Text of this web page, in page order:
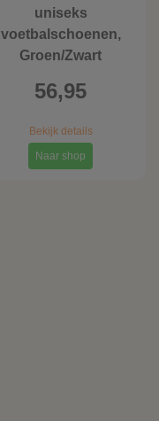
uniseks
voetbalschoenen,
Groen/Zwart
56,95
Bekijk details
Naar shop